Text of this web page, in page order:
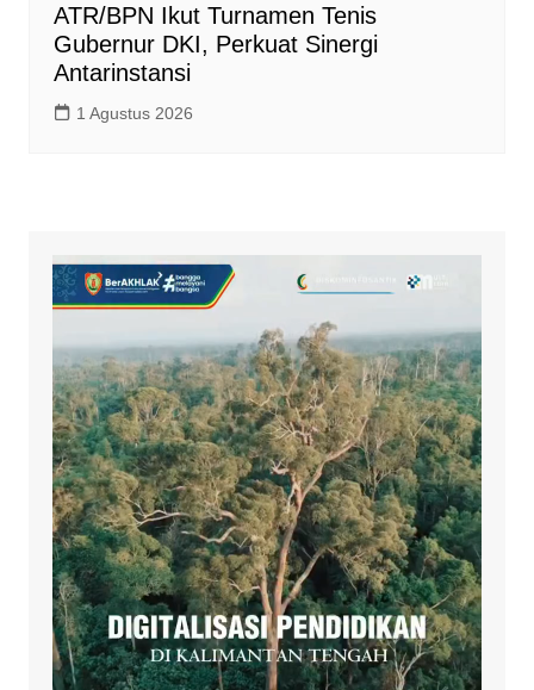
ATR/BPN Ikut Turnamen Tenis
Gubernur DKI, Perkuat Sinergi
Antarinstansi
1 Agustus 2026